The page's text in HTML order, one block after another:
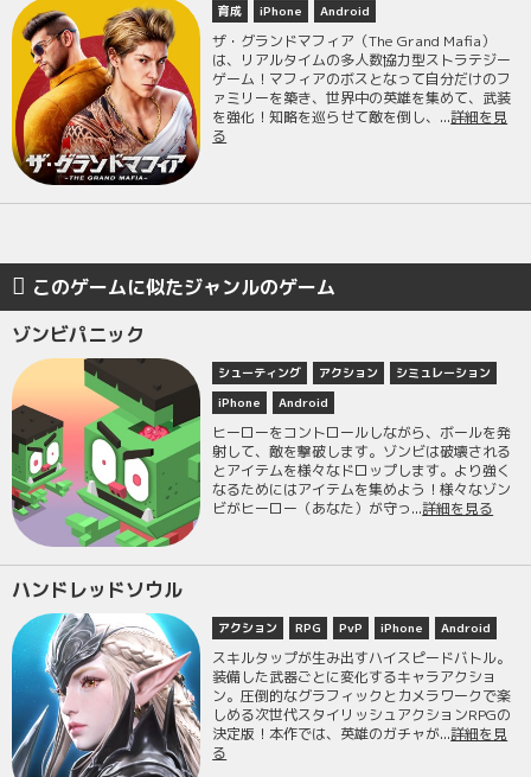
育成 iPhone Android
ザ・グランドマフィア（The Grand Mafia）
は、リアルタイムの多人数協力型ストラテジー
ゲーム！マフィアのボスとなって自分だけのフ
ァミリーを築き、世界中の英雄を集めて、武装
を強化！知略を巡らせて敵を倒し、...詳細を見
る
このゲームに似たジャンルのゲーム
ゾンビパニック
シューティング アクション
シミュレーション
iPhone
Android
ヒーローをコントロールしながら、ボールを発
射して、敵を撃破します。ゾンビは破壊される
とアイテムを様々なドロップします。より強く
なるためにはアイテムを集めよう！様々なゾン
ビがヒーロー（あなた）が守っ...詳細を見る
ハンドレッドソウル
アクション RPG PvP iPhone Android
スキルタップが生み出すハイスピードバトル。
装備した武器ごとに変化するキャラアクショ
ン。圧倒的なグラフィックとカメラワークで楽
しめる次世代スタイリッシュアクションRPGの
決定版！本作では、英雄のガチャが...詳細を見
る